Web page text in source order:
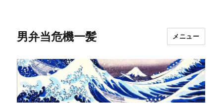
男弁当危機一髪 メニュー